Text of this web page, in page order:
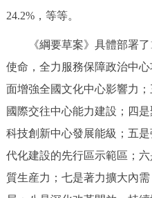
24.2%，等等。
《綱要草案》具體部署了
使命，全力服務保障政治中
面增強全國文化中心影響力
國際交往中心能力建設；四
科技創新中心發展能級；五
代化建設的先行區示範區；
質生産力；七是著力擴大內